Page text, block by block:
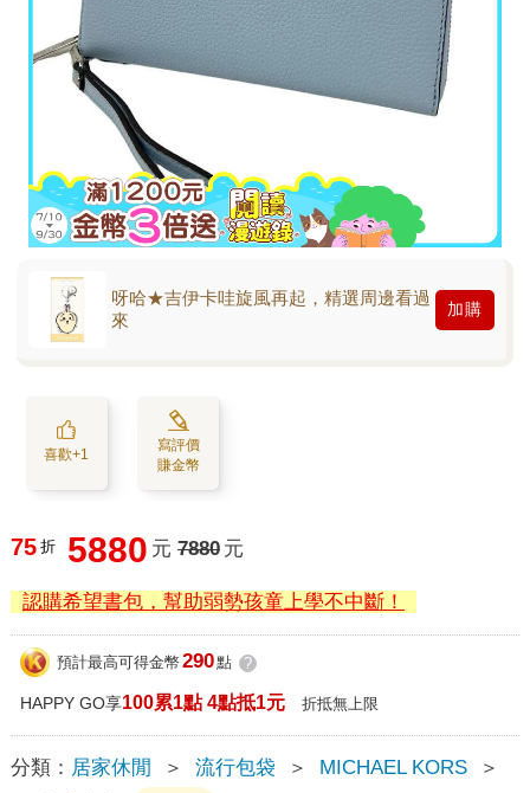
呀哈★吉伊卡哇旋風再起，精選周邊看過
來
加購
喜歡+1
寫評價
賺金幣
75 折 5880 元 7880 元
認購希望書包，幫助弱勢孩童上學不中斷！
預計最高可得金幣 290點 ?
HAPPY GO享100累1點 4點抵1元 折抵無上限
分類： 居家休閒 ＞ 流行包袋 ＞ MICHAEL KORS
＞